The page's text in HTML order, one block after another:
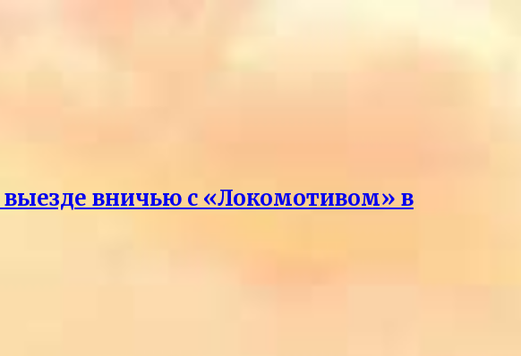
вничью с «Локомотивом» в